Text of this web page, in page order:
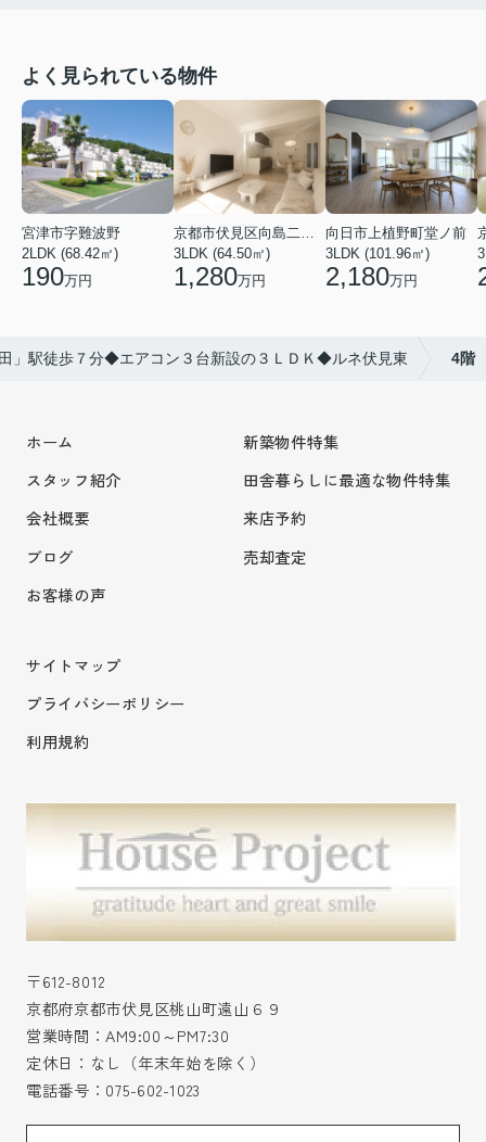
よく見られている物件
宮津市字難波野
2LDK (68.42㎡)
190万円
3LDK (64.50㎡)
1,280万円
向日市上植野町堂ノ前
3LDK (101.96㎡)
2,180万円
」駅徒歩７分◆エアコン３台新設の３ＬＤＫ◆ルネ伏見東 4階
ホーム
スタッフ紹介
会社概要
ブログ
お客様の声
新築物件特集
田舎暮らしに最適な物件特集
来店予約
売却査定
サイトマップ
プライバシーポリシー
利用規約
〒612-8012
京都府京都市伏見区桃山町遠山６９
営業時間：AM9:00～PM7:30
定休日：なし（年末年始を除く）
電話番号： 075-602-1023